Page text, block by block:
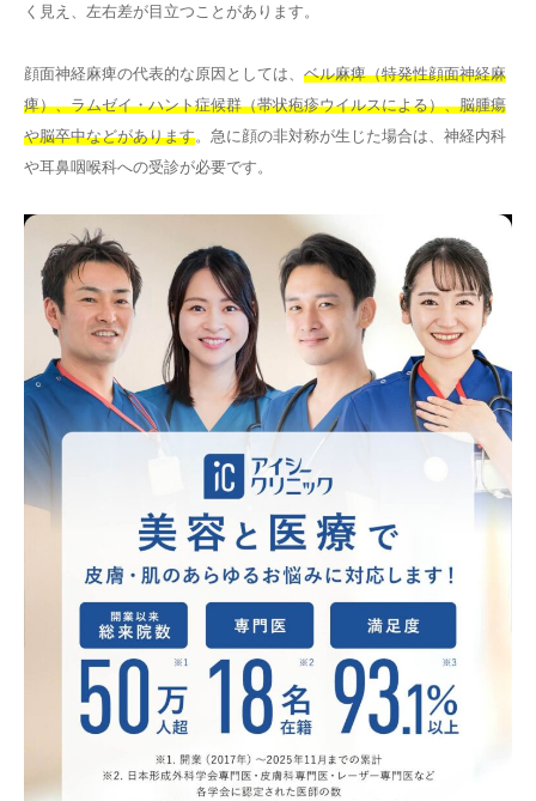
く見え、左右差が目立つことがあります。
顔面神経麻痺の代表的な原因としては、 ベル麻痺（特発性顔面神経麻
痺）、ラムゼイ・ハント症候群（帯状疱疹ウイルスによる）、脳腫瘍
や脳卒中などがあります。急に顔の非対称が生じた場合は、神経内科
や耳鼻咽喉科への受診が必要です。